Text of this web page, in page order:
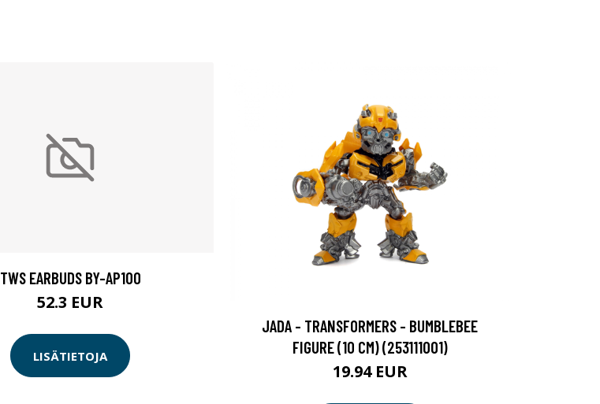
TWS EARBUDS BY-AP100
52.3 EUR
LISÄTIETOJA
JADA - TRANSFORMERS - BUMBLEBEE
FIGURE (10 CM) (253111001)
19.94 EUR